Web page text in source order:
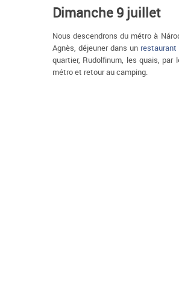
Dimanche 9 juillet
Nous descendrons du métro à
Agnès, déjeuner dans un restaurant
quartier, Rudolfinum, les quais,
métro et retour au camping.